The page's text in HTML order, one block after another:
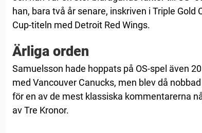
han, bara två år senare, inskriven i Triple
Cup-titeln med Detroit Red Wings.
Ärliga orden
Samuelsson hade hoppats på OS-spel även
med Vancouver Canucks, men blev då
för en av de mest klassiska kommentarerna
av Tre Kronor.